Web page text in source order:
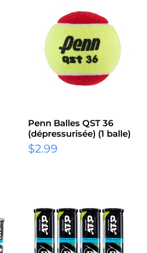
Penn Balles QST 36
(dépressurisée) (1 balle)
$2.99